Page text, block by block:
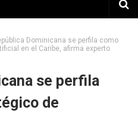
Dominicana se perfila como
en el Caribe, afirma experto
se perfila
de